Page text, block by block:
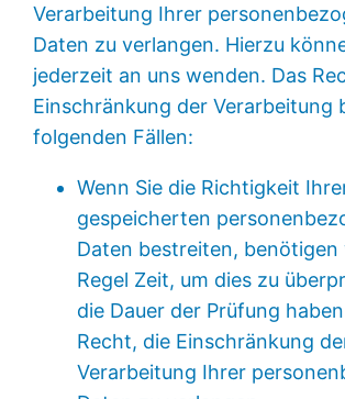
Verarbeitung Ihrer
Daten zu verlangen. Hierzu
jederzeit an uns wenden. Das
Einschränkung der Verarbeitung
folgenden Fällen:
Wenn Sie die Richtigkeit
gespeicherten
Daten bestreiten, benötigen
Regel Zeit, um dies zu
die Dauer der Prüfung
Recht, die Einschränkung
Verarbeitung Ihrer